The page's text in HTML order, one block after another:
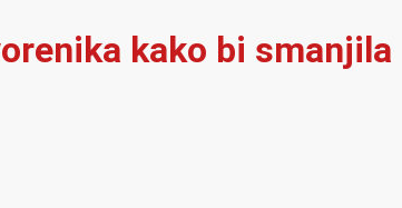
kako bi smanjila